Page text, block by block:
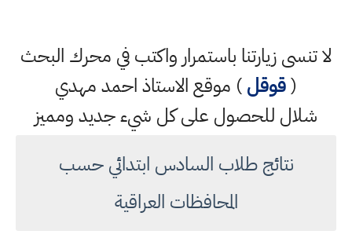
لا تنسى زيارتنا باستمرار واكتب في محرك البحث
(قوقل) موقع الاستاذ احمد مهدي
شلال للحصول على كل شيء جديد ومميز
نتائج طلاب السادس ابتدائي حسب
المحافظات العراقية